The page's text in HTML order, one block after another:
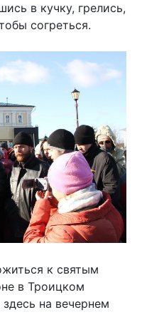
в кучку, грелись,
согреться.
к святым
в Троицком
на вечернем